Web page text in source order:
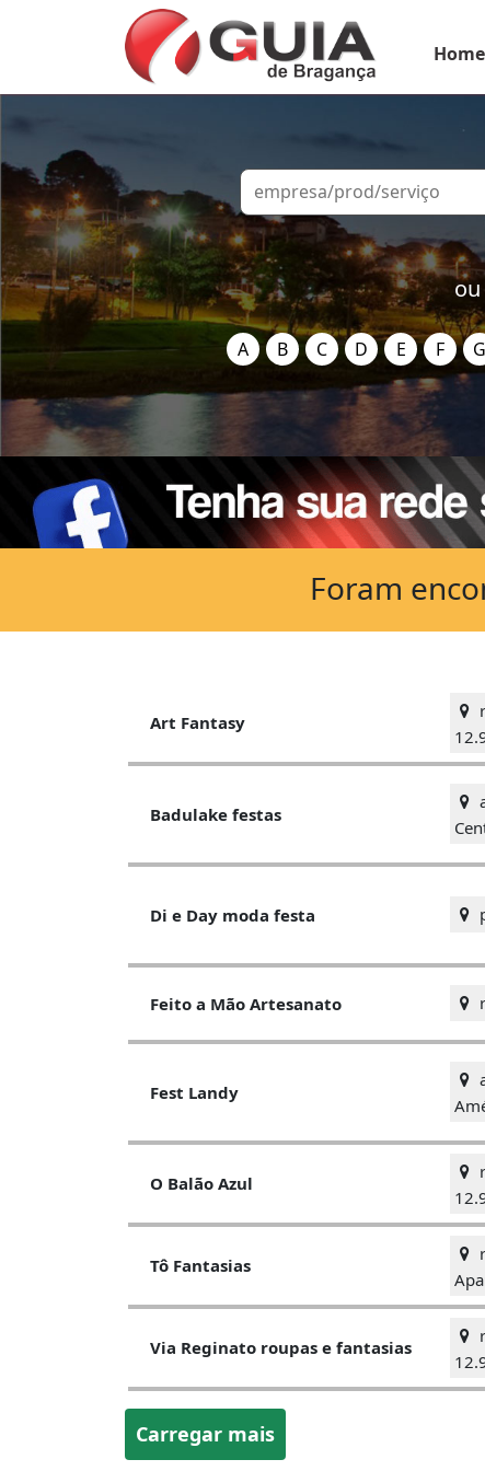
Home
A B C D E F G
Art Fantasy
Badulake festas
Di e Day moda festa
Feito a Mão Artesanato
Fest Landy
O Balão Azul
Tô Fantasias
Via Reginato roupas e fantasias
Carregar mais
Foram